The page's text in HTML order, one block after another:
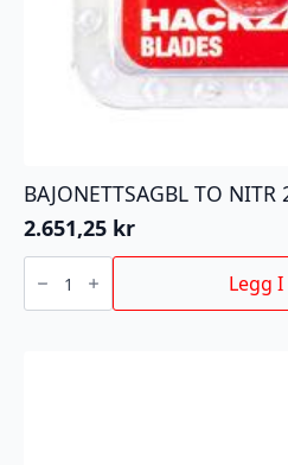
BAJONETTSAGBL TO
2.651,25 kr
BAJONETTSAGBL
TO
230MM
Legg